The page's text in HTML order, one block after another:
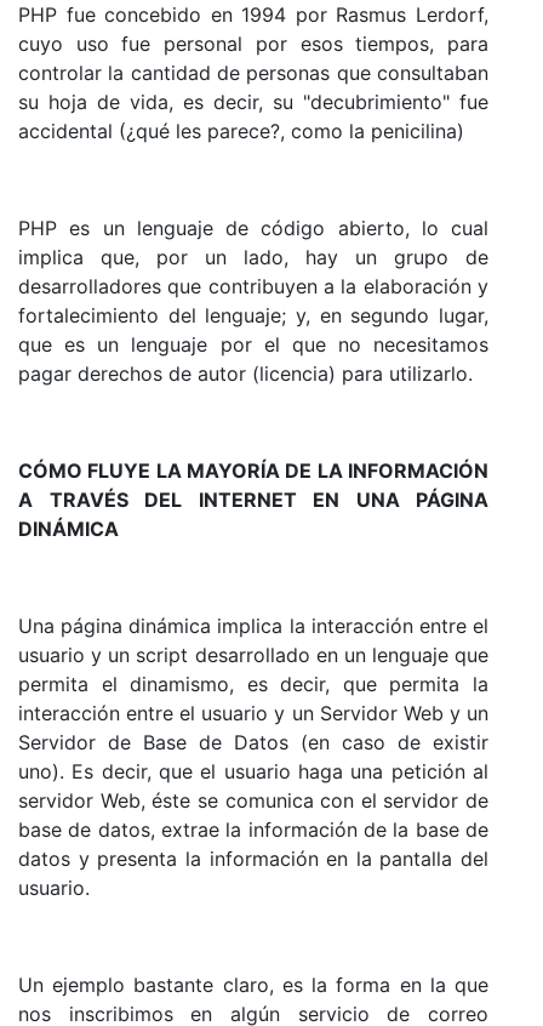
PHP fue concebido en 1994 por Rasmus Lerdorf,
cuyo uso fue personal por esos tiempos, para
controlar la cantidad de personas que consultaban
su hoja de vida, es decir, su "decubrimiento" fue
accidental (¿qué les parece?, como la penicilina)
PHP es un lenguaje de código abierto, lo cual
implica que, por un lado, hay un grupo de
desarrolladores que contribuyen a la elaboración y
fortalecimiento del lenguaje; y, en segundo lugar,
que es un lenguaje por el que no necesitamos
pagar derechos de autor (licencia) para utilizarlo.
CÓMO FLUYE LA MAYORÍA DE LA INFORMACIÓN
A TRAVÉS DEL INTERNET EN UNA PÁGINA
DINÁMICA
Una página dinámica implica la interacción entre el
usuario y un script desarrollado en un lenguaje que
permita el dinamismo, es decir, que permita la
interacción entre el usuario y un Servidor Web y un
Servidor de Base de Datos (en caso de existir
uno). Es decir, que el usuario haga una petición al
servidor Web, éste se comunica con el servidor de
base de datos, extrae la información de la base de
datos y presenta la información en la pantalla del
usuario.
Un ejemplo bastante claro, es la forma en la que
nos inscribimos en algún servicio de correo